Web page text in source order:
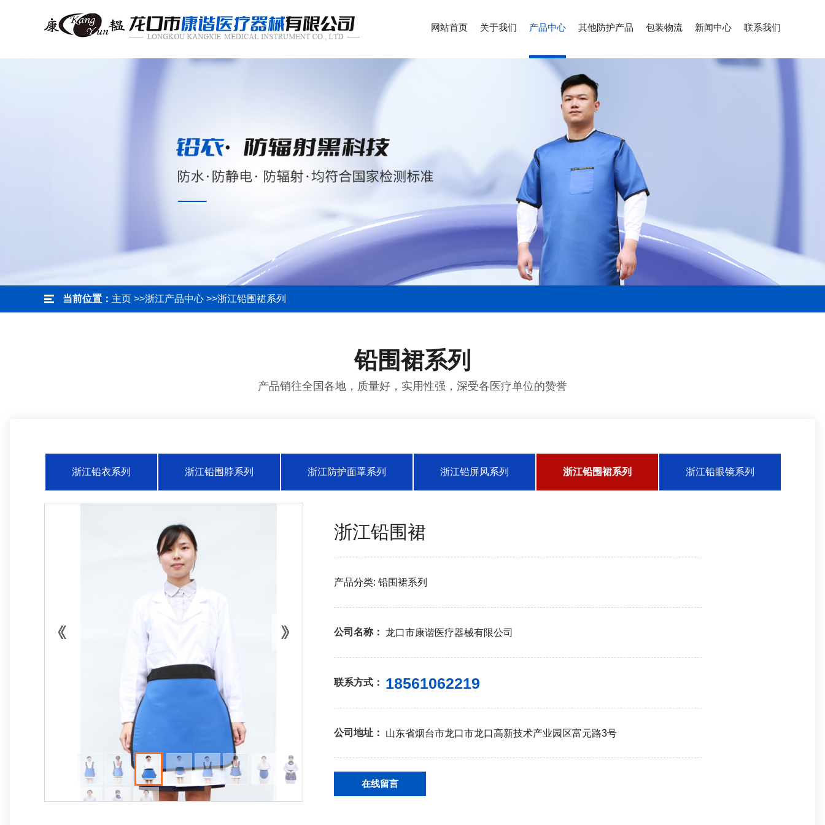
网站首页 关于我们 产品中心 其他防护产品 包装物流 新闻中心 联系我们
当前位置： 主页 >>浙江产品中心 >>浙江铅围裙系列
铅围裙系列
产品销往全国各地，质量好，实用性强，深受各医疗单位的赞誉
浙江铅衣系列 浙江铅围脖系列 浙江防护面罩系列 浙江铅屏风系列 浙江铅围裙系列 浙江铅眼镜系列
浙江铅围裙
产品分类: 铅围裙系列
公司名称： 龙口市康谐医疗器械有限公司
联系方式： 18561062219
公司地址： 山东省烟台市龙口市龙口高新技术产业园区富元路3号
在线留言